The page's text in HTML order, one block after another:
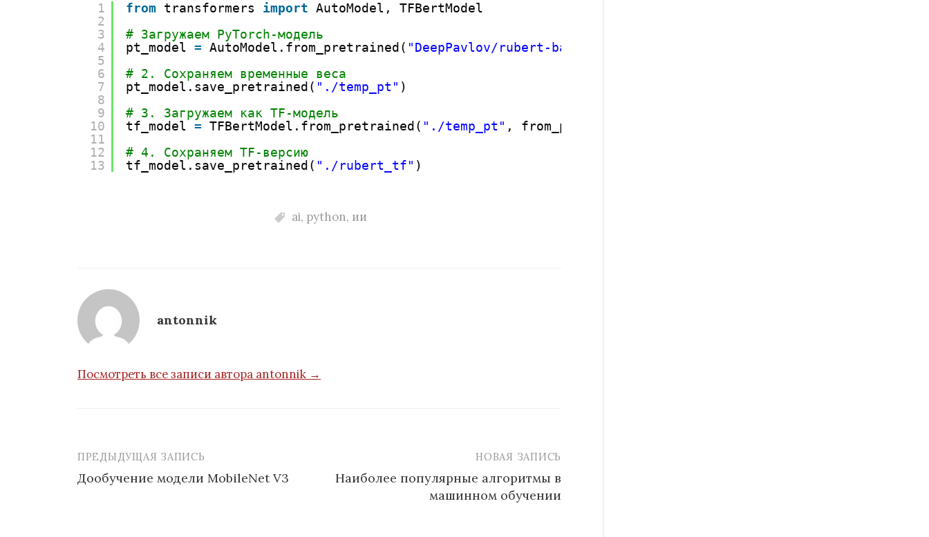
1
2
3
4
5
6
7
8
9
10
11
12
13
from transformers import AutoModel, TFBertModel
# Загружаем PyTorch-модель
pt_model = AutoModel.from_pretrained( "DeepPavlov/rubert-base-cased"
# 2. Сохраняем временные веса
pt_model.save_pretrained( "./temp_pt" )
# 3. Загружаем как TF-модель
tf_model = TFBertModel.from_pretrained( "./temp_pt" , from_pt
# 4. Сохраняем TF-версию
tf_model.save_pretrained( "./rubert_tf" )
ai, python, ии
antonnik
Посмотреть все записи автора antonnik →
Навигация
по
ПРЕДЫДУЩАЯ ЗАПИСЬ
Дообучение модели MobileNet V3
НОВАЯ ЗАПИСЬ
Наиболее популярные алгоритмы в
машинном обучении